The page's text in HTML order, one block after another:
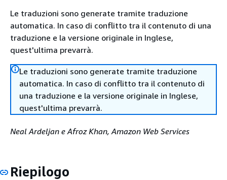
Le traduzioni sono generate tramite traduzione
automatica. In caso di conflitto tra il contenuto di una
traduzione e la versione originale in Inglese,
quest'ultima prevarrà.
Le traduzioni sono generate tramite traduzione
automatica. In caso di conflitto tra il contenuto di
una traduzione e la versione originale in Inglese,
quest'ultima prevarrà.
Neal Ardeljan e Afroz Khan, Amazon Web Services
Riepilogo